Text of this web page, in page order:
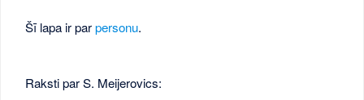
Šī lapa ir parpersonu.
Raksti par S. Meijerovics: